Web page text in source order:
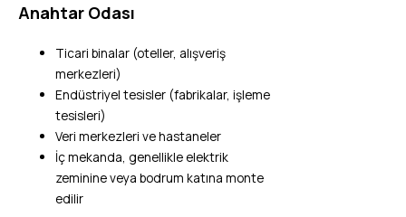
Anahtar Odası
Ticari binalar (oteller, alışveriş
merkezleri)
Endüstriyel tesisler (fabrikalar, işleme
tesisleri)
Veri merkezleri ve hastaneler
İç mekanda, genellikle elektrik
zeminine veya bodrum katına monte
edilir